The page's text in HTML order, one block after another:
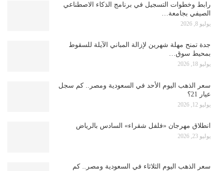
رابط وخطوات التسجيل في برنامج الذكاء الاصطناعي
الصيفي بجامعة…
يوليو 8, 2026
جدة تمنح مهلة شهرين لإزالة المباني الآيلة للسقوط
بمحيط سوق…
يوليو 18, 2026
سعر الذهب اليوم الأحد في السعودية ومصر.. كم سجل
عيار 21؟
يوليو 12, 2026
انطلاق مهرجان «فلفل شقراء» السادس بالرياض
يوليو 23, 2026
سعر الذهب اليوم الثلاثاء في السعودية ومصر.. كم